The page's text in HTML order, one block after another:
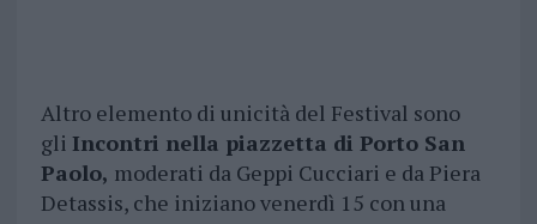
Altro elemento di unicità del Festival sono
gli Incontri nella piazzetta di Porto San
Paolo, moderati da Geppi Cucciari e da Piera
Detassis, che iniziano venerdì 15 con una